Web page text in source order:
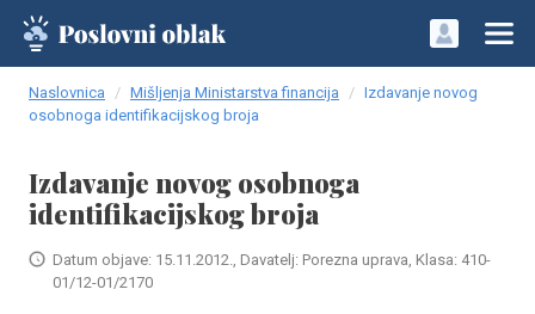
Naslovnica Mišljenja Ministarstva financija
Izdavanje novog
osobnoga identifikacijskog broja
Izdavanje novog osobnoga
identifikacijskog broja
Datum objave: 15.11.2012., Davatelj: Porezna uprava, Klasa: 410-
01/12-01/2170